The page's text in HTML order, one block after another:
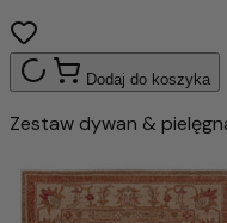
Dodaj do koszyka
Zestaw dywan &